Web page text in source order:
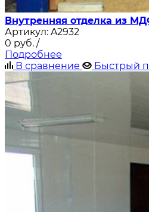
Внутренняя отделка из
Артикул: A2932
0 руб. /
Подробнее
В сравнение
Быстрый